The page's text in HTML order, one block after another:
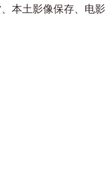
本土影像保存、电影